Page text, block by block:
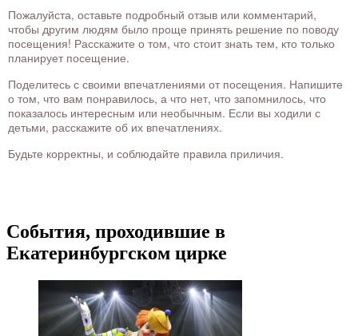
Пожалуйста, оставьте подробный отзыв или комментарий,
чтобы другим людям было проще принять решение по поводу
посещения! Расскажите о том, что стоит знать тем, кто только
планирует посещение.
Поделитесь с своими впечатлениями от посещения. Напишите
о том, что вам понравилось, а что нет, что запомнилось, что
показалось интересным или необычным. Если вы ходили с
детьми, расскажите об их впечатлениях.
Будьте корректны, и соблюдайте правила приличия.
События, проходившие в
Екатеринбургском цирке